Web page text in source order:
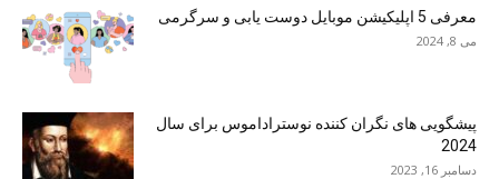
معرفی 5 اپلیکیشن موبایل دوست یابی و سرگرمی
می 8, 2024
پیشگویی های نگران کننده نوستراداموس برای سال
2024
دسامبر 16, 2023